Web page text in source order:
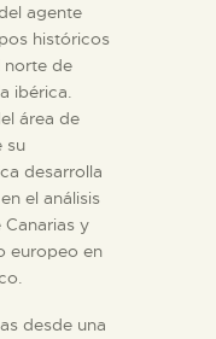
agente
históricos
norte de
ibérica.
área de
su
desarrolla
el análisis
y
europeo en
desde una